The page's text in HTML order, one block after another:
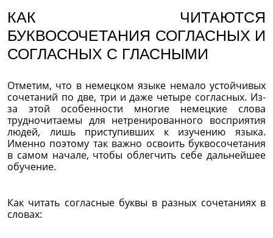
КАК ЧИТАЮТСЯ
БУКВОСОЧЕТАНИЯ СОГЛАСНЫХ И
СОГЛАСНЫХ С ГЛАСНЫМИ
Отметим, что в немецком языке немало устойчивых
сочетаний по две, три и даже четыре согласных. Из-
за этой особенности многие немецкие слова
трудночитаемы для нетренированного восприятия
людей, лишь приступивших к изучению языка.
Именно поэтому так важно освоить буквосочетания
в самом начале, чтобы облегчить себе дальнейшее
обучение.
Как читать согласные буквы в разных сочетаниях в
словах: